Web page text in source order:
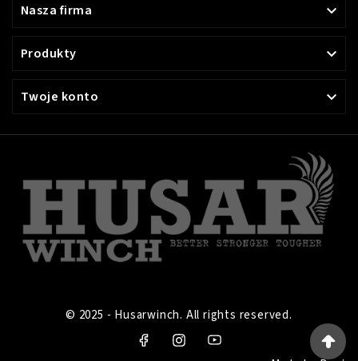
Nasza firma 
Produkty 
Twoje konto 
© 2025 - Husarwinch. All rights reserved.